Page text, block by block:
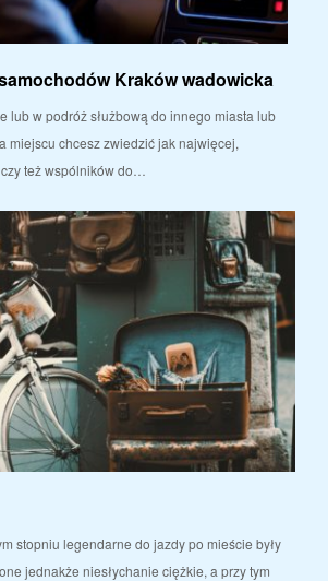
Kraków wadowicka
lub w podróż służbową do innego miasta lub
miejscu chcesz zwiedzić jak najwięcej,
też wspólników do…
stopniu legendarne do jazdy po mieście były
jednakże niesłychanie ciężkie, a przy tym